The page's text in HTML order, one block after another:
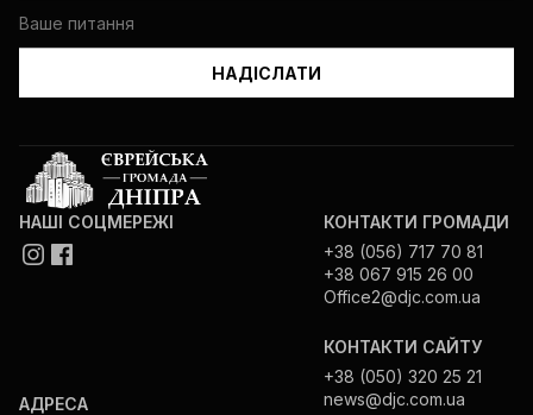
НАШІ СОЦМЕРЕЖІ
АДРЕСА
КОНТАКТИ ГРОМАДИ
+38 (056) 717 70 81
+38 067 915 26 00
Office2@djc.com.ua
КОНТАКТИ САЙТУ
+38 (050) 320 25 21
news@djc.com.ua
інформації для створення бази даних
Єврейської громади Дніпра, керуючись
персональних даних», надаю Єврейській
релігійній громаді Дніпра дозвіл на
обробку моїх персональних даних
(відомостей та сукупностей відомостей